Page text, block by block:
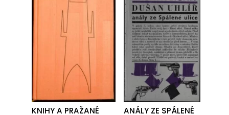
KNIHY A PRAŽANÉ
ANÁLY ZE SPÁLENÉ